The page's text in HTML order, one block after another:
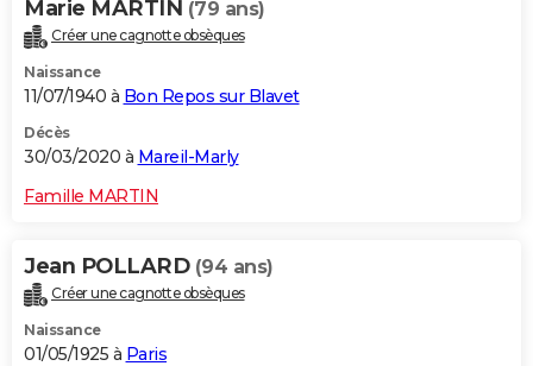
Marie MARTIN (79 ans)
Créer une cagnotte obsèques
Naissance
11/07/1940 à Bon Repos sur Blavet
Décès
30/03/2020 à Mareil-Marly
Famille MARTIN
Jean POLLARD (94 ans)
Créer une cagnotte obsèques
Naissance
01/05/1925 à Paris